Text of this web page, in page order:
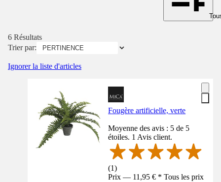
6 Résultats
Trier par:
Ignorer la liste d'articles
Fougère artificielle, verte
Moyenne des avis : 5 de 5
étoiles. 1 Avis client.
(1)
Prix — 11,95 € * Tous les prix